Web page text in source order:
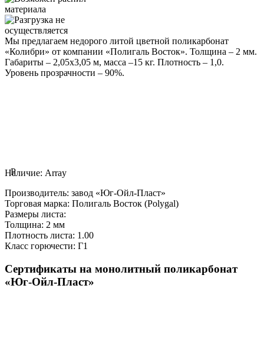
Мы предлагаем недорого литой цветной поликарбонат
«Колибри» от компании «Полигаль Восток». Толщина – 2 мм.
Габариты – 2,05х3,05 м, масса –15 кг. Плотность – 1,0.
Уровень прозрачности – 90%.
Наличие: Array
P
Производитель: завод «Юг-Ойл-Пласт»
Торговая марка: Полигаль Восток (Polygal)
Размеры листа:
Толщина: 2 мм
Плотность листа: 1.00
Класс горючести: Г1
Сертификаты на монолитный поликарбонат
«Юг-Ойл-Пласт»